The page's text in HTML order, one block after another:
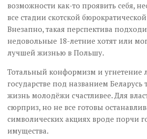
возможности как-то проявить себя,
все стадии скотской
Внезапно, такая перспектива
недовольные 18-летние хотят или
лучшей жизнью в Польшу.
Тотальный конформизм и угнетение
государстве под названием Беларусь
жизнь молодёжи счастливее. Для
сюрприз, но не все готовы
символических акциях вроде порчи
имущества.